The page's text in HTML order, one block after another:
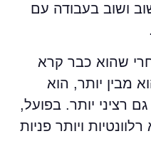
ושוב בעבודה עם
שהוא כבר קרא
יותר, הוא
רציני יותר. בפועל,
ויותר פניות